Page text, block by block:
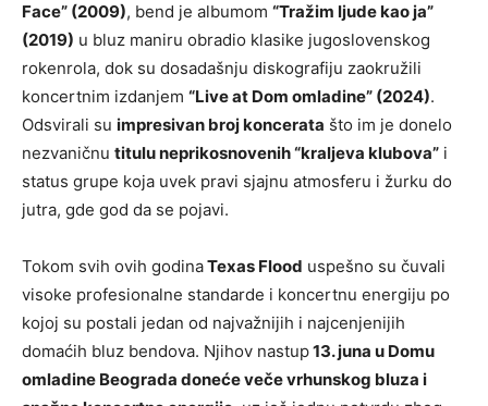
Face” (2009), bend je albumom “Tražim ljude kao ja”
(2019) u bluz maniru obradio klasike jugoslovenskog
rokenrola, dok su dosadašnju diskografiju zaokružili
koncertnim izdanjem “Live at Dom omladine” (2024).
Odsvirali su impresivan broj koncerata što im je donelo
nezvaničnu titulu neprikosnovenih “kraljeva klubova” i
status grupe koja uvek pravi sjajnu atmosferu i žurku do
jutra, gde god da se pojavi.
Tokom svih ovih godinaTexas Flood uspešno su čuvali
visoke profesionalne standarde i koncertnu energiju po
kojoj su postali jedan od najvažnijih i najcenjenijih
domaćih bluz bendova. Njihov nastup13. juna u Domu
omladine Beograda doneće veče vrhunskog bluza i